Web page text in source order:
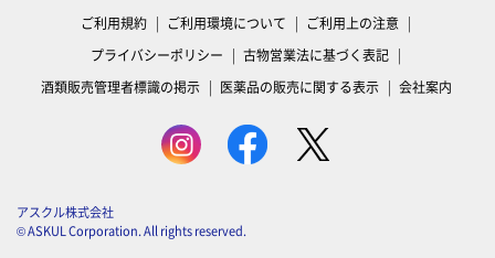
ご利用規約 ご利用環境について
ご利用上の注意
プライバシーポリシー
古物営業法に基づく表記
酒類販売管理者標識の掲示
医薬品の販売に関する表示 会社案内
アスクル株式会社
© ASKUL Corporation. All rights reserved.